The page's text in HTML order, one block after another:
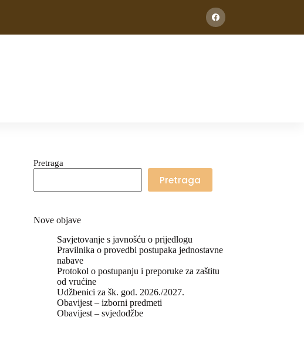
Pretraga
Pretraga
Nove objave
Savjetovanje s javnošću o prijedlogu
Pravilnika o provedbi postupaka jednostavne
nabave
Protokol o postupanju i preporuke za zaštitu
od vrućine
Udžbenici za šk. god. 2026./2027.
Obavijest – izborni predmeti
Obavijest – svjedodžbe